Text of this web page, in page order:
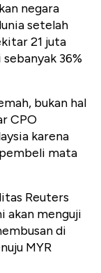
negara
setelah
21 juta
36%
bukan hal
CPO
karena
mata
Reuters
akan menguji
di
MYR